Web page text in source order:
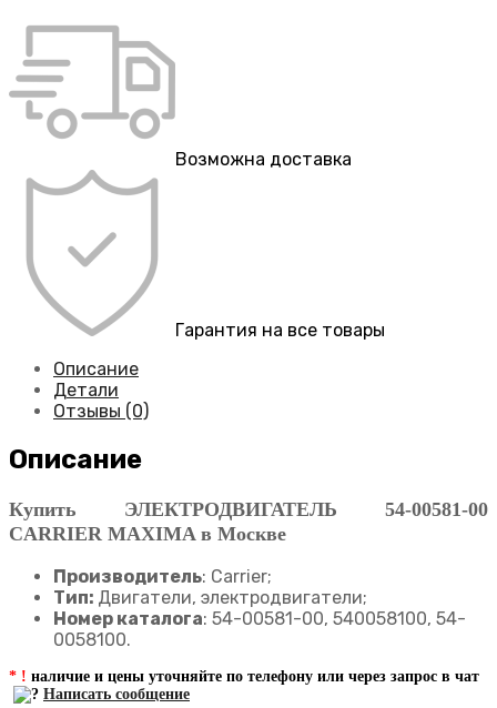
Возможна доставка
Гарантия на все товары
Описание
Детали
Отзывы (0)
Описание
Купить ЭЛЕКТРОДВИГАТЕЛЬ 54-00581-00
CARRIER MAXIMA в Москве
Производитель: Carrier;
Тип: Двигатели, электродвигатели;
Номер каталога: 54-00581-00, 540058100, 54-
0058100.
* ! наличие и цены уточняйте по телефону или через запрос в чат
Написать сообщение